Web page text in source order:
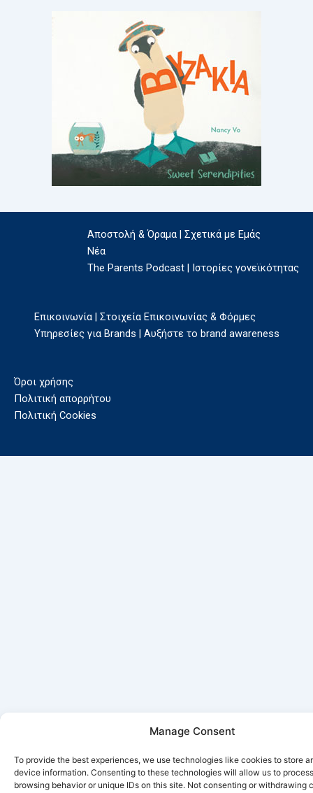
Manage Consent
To provide the best experiences, we use technologies like cookies to store
device information. Consenting to these technologies will allow us to
browsing behavior or unique IDs on this site. Not consenting or withdrawing
Αποστολή & Όραμα | Σχετικά με Εμάς
Νέα
The Parents Podcast | Ιστορίες γονεϊκότητας
Επικοινωνία | Στοιχεία Επικοινωνίας & Φόρμες
Υπηρεσίες για Brands | Αυξήστε το brand awareness
Όροι χρήσης
Πολιτική απορρήτου
Πολιτική Cookies